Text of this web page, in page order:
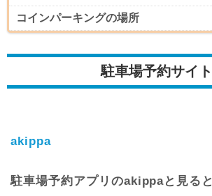
コインパーキングの場所
駐車場予約サイト
akippa
駐車場予約アプリのakippaと見る